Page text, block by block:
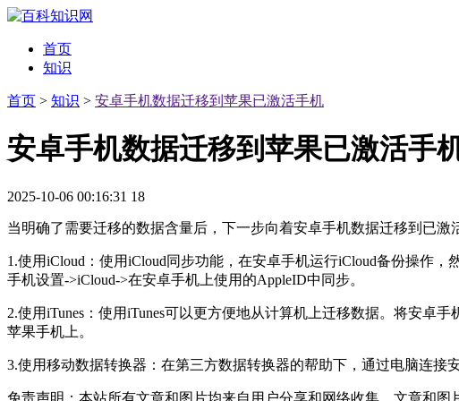
首页
知识
首页 > 知识 > 安卓手机数据迁移到苹果已激活手机
安卓手机数据迁移到苹果已激活手
2025-10-06 00:16:31 18
当明确了需要迁移的数据含量后，下一步向着安卓手机数据迁移到已
1.使用iCloud：使用iCloud同步功能，在安卓手机运行iCloud备份操作
手机设置->iCloud->在安卓手机上使用的AppleID中同步。
2.使用iTunes：使用iTunes可以更方便地从计算机上迁移数据。将安卓
苹果手机上。
3.使用移动数据转换器：在第三方数据转换器的帮助下，通过电脑连接
免责声明：本站所有文章和图片均来自用户分享和网络收集，文章和